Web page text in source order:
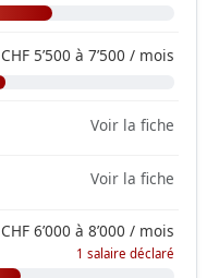
CHF 5’500 à 7’500 / mois
Voir la fiche
Voir la fiche
CHF 6’000 à 8’000 / mois
1 salaire déclaré